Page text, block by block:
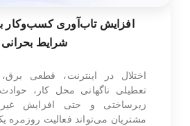
افزایش تاب‌آوری کسب‌وکار
شرایط بحرانی
اختلال در اینترنت، قطعی
تعطیلی ناگهانی محل کار،
زیرساختی و حتی افزایش
مشتریان می‌تواند فعالیت روزمره